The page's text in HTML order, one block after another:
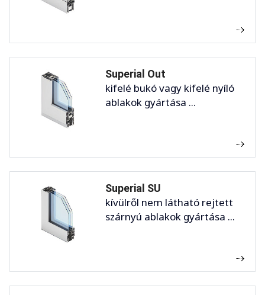
Superial Out
kifelé bukó vagy kifelé nyíló
ablakok gyártása ...
Superial SU
kívülről nem látható rejtett
szárnyú ablakok gyártása ...